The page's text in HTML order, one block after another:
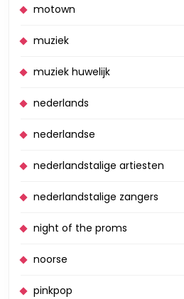
motown
muziek
muziek huwelijk
nederlands
nederlandse
nederlandstalige artiesten
nederlandstalige zangers
night of the proms
noorse
pinkpop